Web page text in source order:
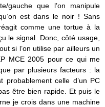
gauche que l’on manipule
est dans le noir ! Sans
comme une tortue à la
le signal. Donc, côté usage,
si l’on utilise par ailleurs un
MCE 2005 pour ce qui me
par plusieurs facteurs : la
probablement celle d’un PC
être bien rapide. Et puis le
je crois dans une machine